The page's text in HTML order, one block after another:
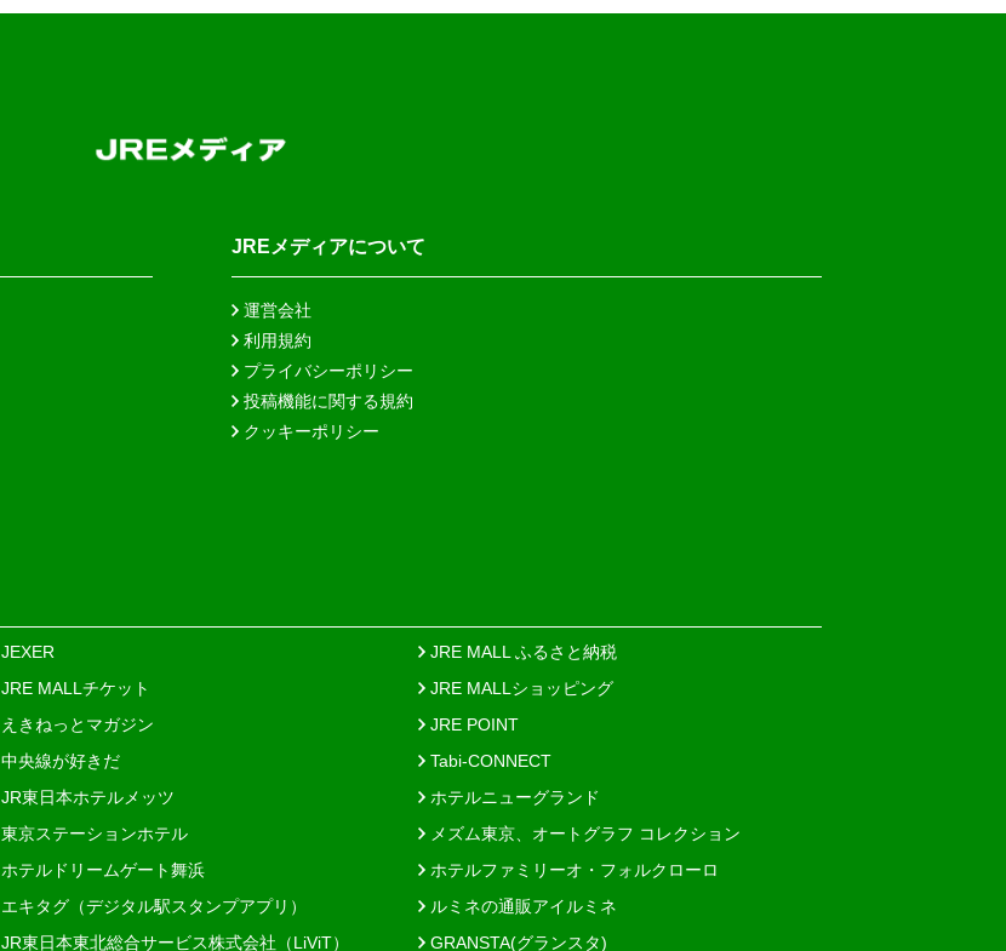
JREメディアについて
運営会社
利用規約
プライバシーポリシー
投稿機能に関する規約
クッキーポリシー
JEXER
JRE MALL ふるさと納税
JRE MALLチケット
JRE MALLショッピング
えきねっとマガジン
JRE POINT
中央線が好きだ
Tabi-CONNECT
JR東日本ホテルメッツ
ホテルニューグランド
東京ステーションホテル
メズム東京、オートグラフ コレクション
ホテルドリームゲート舞浜
ホテルファミリーオ・フォルクローロ
エキタグ（デジタル駅スタンプアプリ）
ルミネの通販アイルミネ
JR東日本東北総合サービス株式会社（LiViT） GRANSTA(グランスタ)